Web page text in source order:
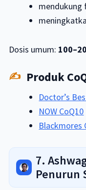
mendukung
Dosis umum:
Produk
Doctor’s
NOW CoQ10
Blackmores
7.
Penurun